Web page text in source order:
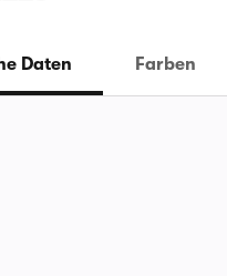
Daten Farben